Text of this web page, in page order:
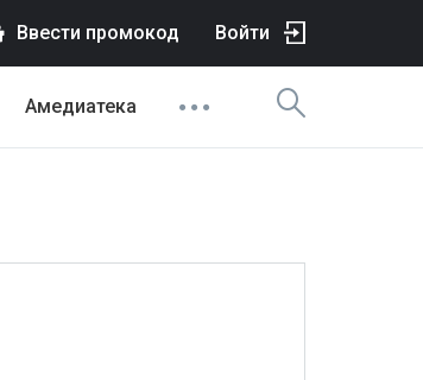
Ввести промокод Войти
Амедиатека